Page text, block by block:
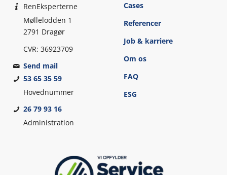
RenEksperterne
Møllelodden 1
2791 Dragør
CVR: 36923709
Send mail
53 65 35 59
Hovednummer
26 79 93 16
Administration
Cases
Referencer
Job & karriere
Om os
FAQ
ESG